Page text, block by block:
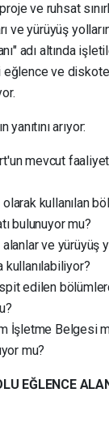
ve ruhsat
ve yürüyüş
adı altında
ve
arıyor:
mevcut
kullanılan
bulunuyor mu?
ve yürüyüş
kullanılabiliyor?
edilen
İşletme Belgesi
mu?
EĞLENCE